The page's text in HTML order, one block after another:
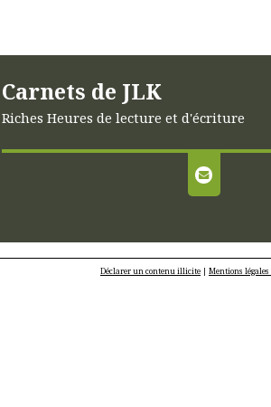
Carnets de JLK
Riches Heures de lecture et d'écriture
Déclarer un contenu illicite | Mentions légales